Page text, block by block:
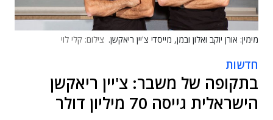
מימין: אורן יוקב ואלון ובמן, מייסדי צ'יין ריאקשן. צילום: קלי לוי
חדשות
בתקופה של משבר: צ'יין ריאקשן
הישראלית גייסה 70 מיליון דולר